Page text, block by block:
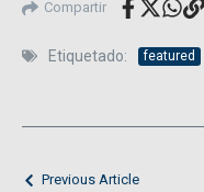
Compartir
Etiquetado: featured
Previous Article